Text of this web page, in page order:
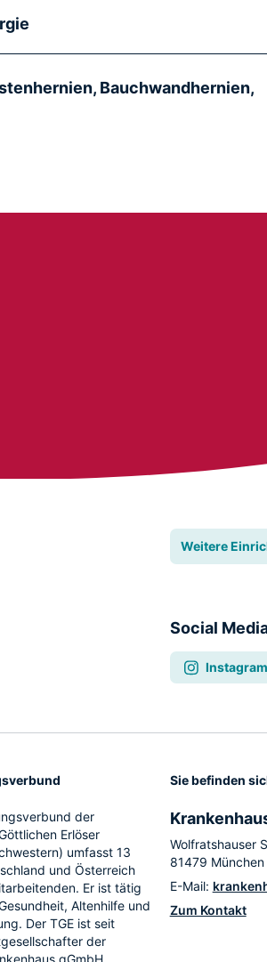
Bauchwandhernien,
Weitere
Social
Instagram
der
Erlöser
umfasst 13
und Österreich
Er ist tätig
Altenhilfe und
Der TGE ist seit
der
gGmbH.
Sie befinden
Wolfratshauser
81479 München
E-Mail:
Zum Kontakt